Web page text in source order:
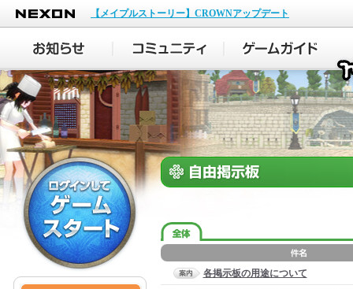
NEXON
【メイプルストーリー】CROWNアップデート
各掲示板の用途について